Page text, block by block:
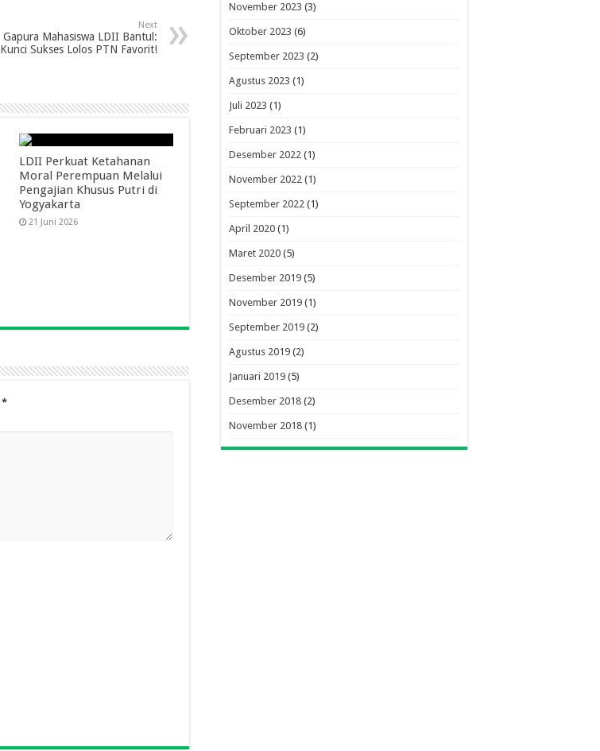
Next
Gapura Mahasiswa LDII Bantul:
Kunci Sukses Lolos PTN Favorit!
LDII Perkuat Ketahanan
Moral Perempuan Melalui
Pengajian Khusus Putri di
Yogyakarta
21 Juni 2026
*
November 2023 (3)
Oktober 2023 (6)
September 2023 (2)
Agustus 2023 (1)
Juli 2023 (1)
Februari 2023 (1)
Desember 2022 (1)
November 2022 (1)
September 2022 (1)
April 2020 (1)
Maret 2020 (5)
Desember 2019 (5)
November 2019 (1)
September 2019 (2)
Agustus 2019 (2)
Januari 2019 (5)
Desember 2018 (2)
November 2018 (1)